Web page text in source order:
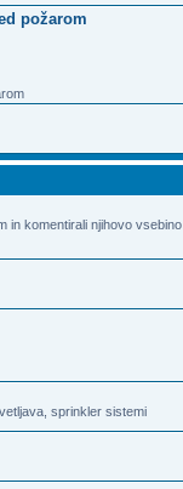
požarom
in komentirali njihovo vsebino
sprinkler sistemi